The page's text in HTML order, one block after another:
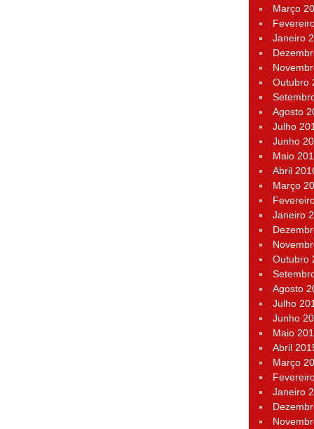
Março
Janeiro
Outubro
Agosto
Julho
Junho
Maio
Abril
Março
Janeiro
Outubro
Agosto
Julho
Junho
Maio
Abril
Março
Janeiro